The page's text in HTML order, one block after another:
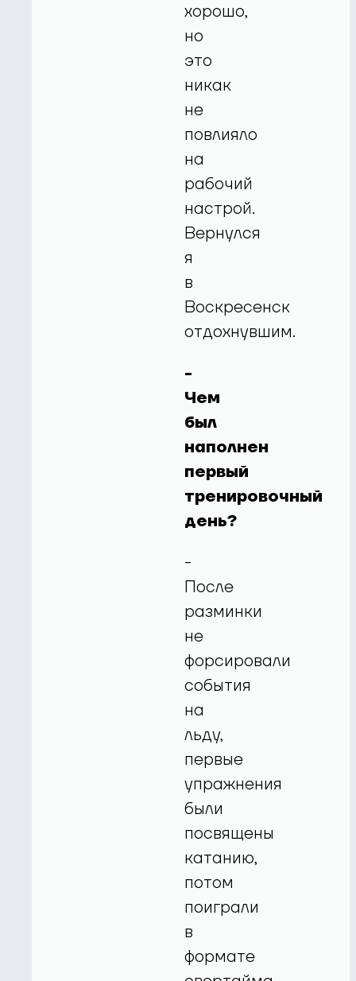
хорошо,
но
это
никак
не
повлияло
на
рабочий
настрой.
Вернулся
я
в
Воскресенск
отдохнувшим.
-
Чем
был
наполнен
первый
тренировочный
день?
-
После
разминки
не
форсировали
события
на
льду,
первые
упражнения
были
посвящены
катанию,
потом
поиграли
в
формате